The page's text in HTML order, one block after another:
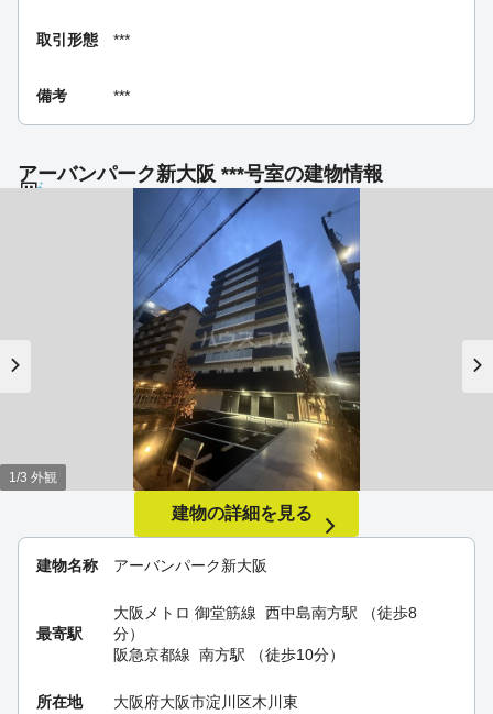
取引形態 ***
備考 ***
アーバンパーク新大阪 ***号室の建物情報
建物名称 アーバンパーク新大阪
最寄駅
大阪メトロ 御堂筋線 西中島南方駅 （徒歩8
分）
阪急京都線 南方駅 （徒歩10分）
所在地 大阪府大阪市淀川区木川東
1/3 外観
建物の詳細を見る